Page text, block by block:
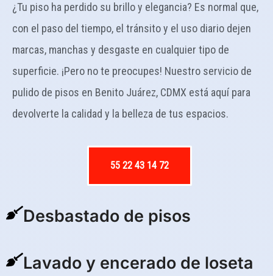
¿Tu piso ha perdido su brillo y elegancia? Es normal que,
con el paso del tiempo, el tránsito y el uso diario dejen
marcas, manchas y desgaste en cualquier tipo de
superficie. ¡Pero no te preocupes! Nuestro servicio de
pulido de pisos en Benito Juárez, CDMX está aquí para
devolverte la calidad y la belleza de tus espacios.
55 22 43 14 72
Desbastado de pisos
Lavado y encerado de loseta